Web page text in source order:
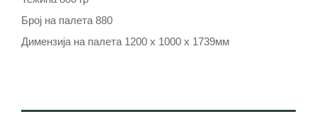
Број на палета 880
Димензија на палета 1200 x 1000 x 1739мм